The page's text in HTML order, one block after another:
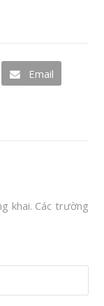
Email
khai. Các trường